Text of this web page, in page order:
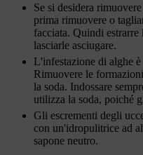
Se si desidera
prima rimuovere o
facciata. Quindi
lasciarle asciugare.
L'infestazione di alghe
Rimuovere le
la soda. Indossare
utilizza la soda, poiché
Gli escrementi degli
con un'idropulitrice ad
sapone neutro.